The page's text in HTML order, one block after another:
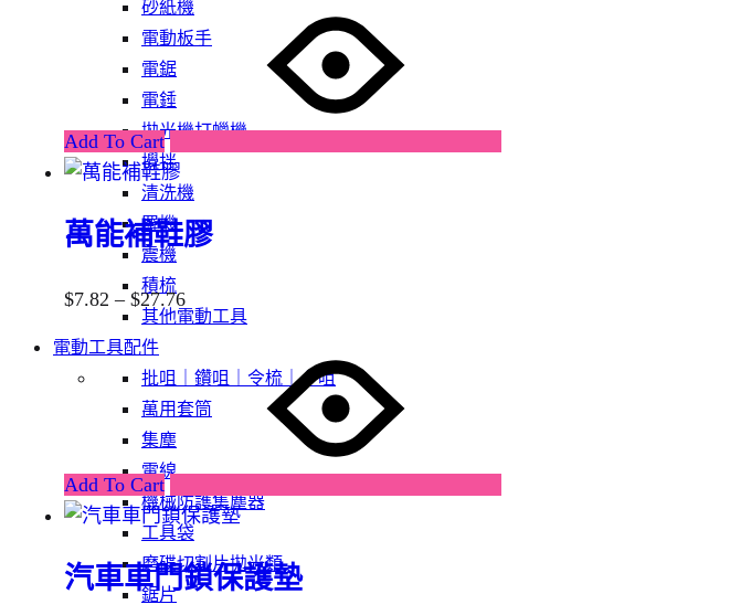
砂紙機
電動板手
電鋸
電錘
拋光機打蠟機
攪拌
清洗機
羅機
震機
積梳
其他電動工具
電動工具配件
批咀｜鑽咀｜令梳｜卜咀
萬用套筒
集塵
電線
機械防護集塵器
工具袋
磨碟切割片拋光類
鋸片
Add To Cart
萬能補鞋膠
$7.82 – $27.76
Add To Cart
汽車車門鎖保護墊